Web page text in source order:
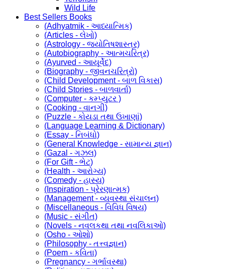
Wild Life
Best Sellers Books
(Adhyatmik - આધ્યાત્મિક)
(Articles - લેખો)
(Astrology - જ્યોતિષશાસ્ત્ર)
(Autobiography - આત્મચરિત્ર)
(Ayurved - આયૂર્વેદ)
(Biography - જીવનચરિત્રો)
(Child Development - બાળ વિકાસ)
(Child Stories - બાળવાર્તા)
(Computer - કમ્પ્યુટર )
(Cooking - વાનગી)
(Puzzle - કોયડા તથા ઉખાણાં)
(Language Learning & Dictionary)
(Essay - નિબંધો)
(General Knowledge - સામાન્ય જ્ઞાન)
(Gazal - ગઝલ)
(For Gift - ભેટ)
(Health - આરોગ્ય)
(Comedy - હાસ્ય)
(Inspiration - પ્રેરણાત્મક)
(Management - વ્યવસ્થા સંચાલન)
(Miscellaneous - વિવિધ વિષય)
(Music - સંગીત)
(Novels - નવલકથા તથા નવલિકાઓ)
(Osho - ઓશો)
(Philosophy - તત્ત્વજ્ઞાન)
(Poem - કવિતા)
(Pregnancy - ગર્ભાવસ્થા)